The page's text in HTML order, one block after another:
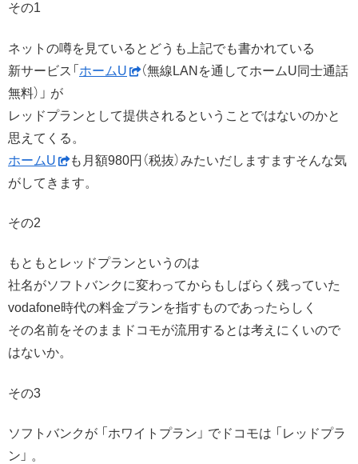
その1
ネットの噂を見ているとどうも上記でも書かれている
新サービス「 ホームU
（無線LANを通してホームU同士通話
無料）」 が
レッドプランとして提供されるということではないのかと
思えてくる。
ホームU
も月額980円（税抜）みたいだしますますそんな気
がしてきます。
その2
もともとレッドプランというのは
社名がソフトバンクに変わってからもしばらく残っていた
vodafone時代の料金プランを指すものであったらしく
その名前をそのままドコモが流用するとは考えにくいので
はないか。
その3
ソフトバンクが 「ホワイトプラン」 でドコモは 「レッドプラ
ン」 。